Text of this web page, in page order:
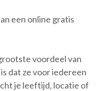
een online gratis
voordeel van
dat ze voor iedereen
je leeftijd, locatie of